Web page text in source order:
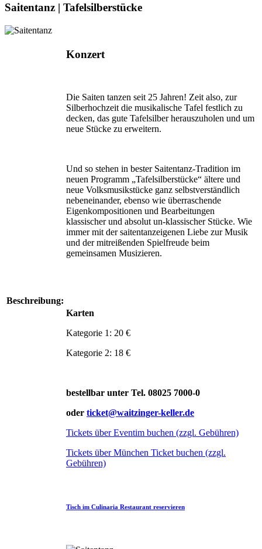
Saitentanz | Tafelsilberstücke
Beschreibung:
Konzert
Die Saiten tanzen seit 25 Jahren! Zeit also, zur
Silberhochzeit die musikalische Tafel festlich zu
decken, das gute Tafelsilber herauszuholen und um
neue Stücke zu erweitern.
Und so stehen in bester Saitentanz-Tradition im
neuen Programm „Tafelsilberstücke“ ältere und
neue Volksmusikstücke ganz selbstverständlich
nebeneinander, ebenso wie überraschende
Eigenkompositionen und Bearbei­tungen
klassischer und absolut un-klassischer Stücke. Wie
immer mit der saitentanzeigenen Liebe zur Musik
und der mitreißenden Spielfreude beim
gemeinsamen Musizieren.
Karten
Kategorie 1: 20 €
Kategorie 2: 18 €
bestellbar unter Tel. 08025 7000-0
oder ticket@waitzinger-keller.de
Tickets über Eventim buchen (zzgl. Gebühren)
Tickets über München Ticket buchen (zzgl.
Gebühren)
Tisch im Culinaria Restaurant reservieren